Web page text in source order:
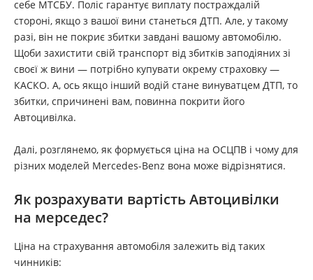
себе МТСБУ. Поліс гарантує виплату постраждалій
стороні, якщо з вашої вини станеться ДТП. Але, у такому
разі, він не покриє збитки завдані вашому автомобілю.
Щоби захистити свій транспорт від збитків заподіяних зі
своєї ж вини — потрібно купувати окрему страховку —
КАСКО. А, ось якщо інший водій стане винуватцем ДТП, то
збитки, спричинені вам, повинна покрити його
Автоцивілка.
Далі, розглянемо, як формується ціна на ОСЦПВ і чому для
різних моделей Mercedes-Benz вона може відрізнятися.
Як розрахувати вартість Автоцивілки
на мерседес?
Ціна на страхування автомобіля залежить від таких
чинників: